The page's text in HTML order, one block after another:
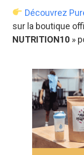
Découvrez
sur la boutique
NUTRITION10 »